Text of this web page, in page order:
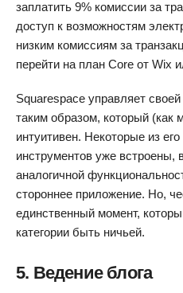
заплатить 9% комиссии за
доступ к возможностям
низким комиссиям за
перейти на план Core от Wix
Squarespace управляет
таким образом, который (как
интуитивен. Некоторые из
инструментов уже встроены,
аналогичной
стороннее приложение. Но,
единственный момент,
категории быть ничьей.
5. Ведение блога